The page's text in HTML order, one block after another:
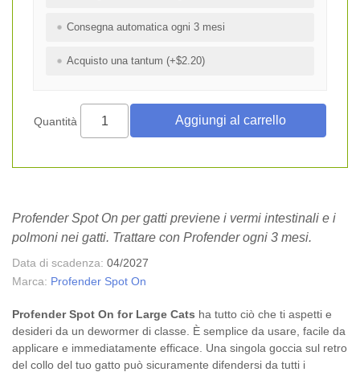
Consegna automatica ogni 3 mesi
Acquisto una tantum (+$2.20)
Quantità
Profender Spot On per gatti previene i vermi intestinali e i
polmoni nei gatti. Trattare con Profender ogni 3 mesi.
Data di scadenza: 04/2027
Marca: Profender Spot On
Profender Spot On for Large Cats ha tutto ciò che ti aspetti e
desideri da un dewormer di classe. È semplice da usare, facile da
applicare e immediatamente efficace. Una singola goccia sul retro
del collo del tuo gatto può sicuramente difendersi da tutti i